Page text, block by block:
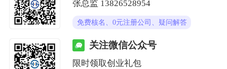
张总监 13826528954
免费核名、0元注册公司、疑问解答
关注微信公众号
限时领取创业礼包